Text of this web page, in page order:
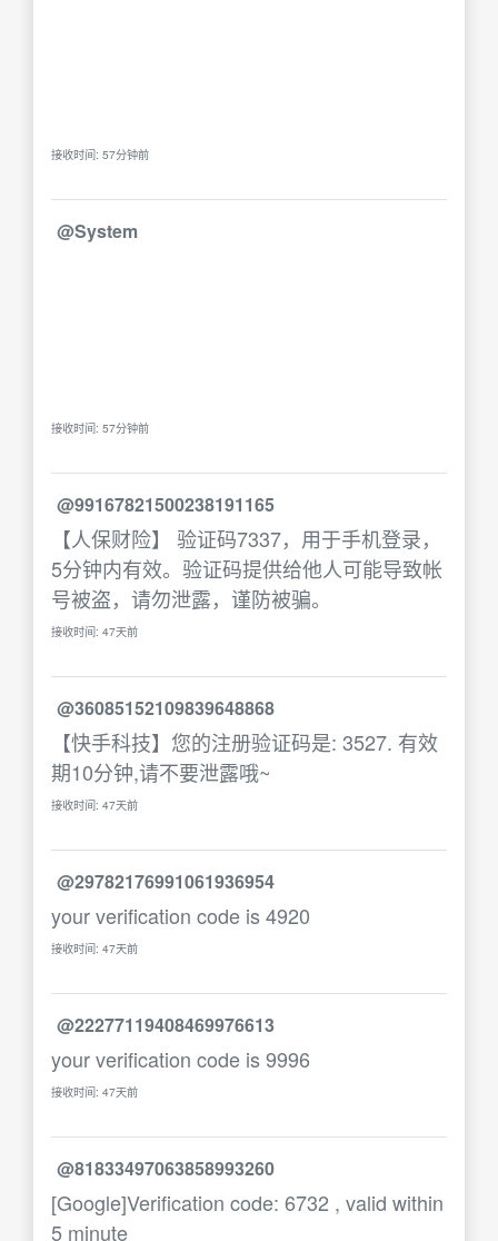
接收时间: 57分钟前
@System
接收时间: 57分钟前
@99167821500238191165
【人保财险】 验证码7337，用于手机登录，
5分钟内有效。验证码提供给他人可能导致帐
号被盗，请勿泄露，谨防被骗。
接收时间: 47天前
@36085152109839648868
【快手科技】您的注册验证码是: 3527. 有效
期10分钟,请不要泄露哦~
接收时间: 47天前
@29782176991061936954
your verification code is 4920
接收时间: 47天前
@22277119408469976613
your verification code is 9996
接收时间: 47天前
@81833497063858993260
[Google]Verification code: 6732 , valid within
5 minute